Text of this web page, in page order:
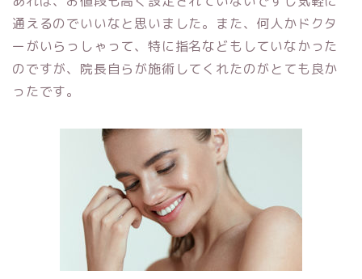
通えるのでいいなと思いました。また、何人かドクタ
ーがいらっしゃって、特に指名などもしていなかった
のですが、院長自らが施術してくれたのがとても良か
ったです。